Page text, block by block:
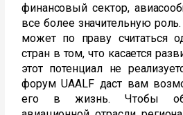
финансовый сектор,
все более значительную
может по праву считаться
стран в том, что касается
этот потенциал не
форум UAALF даст вам
его в жизнь. Чтобы